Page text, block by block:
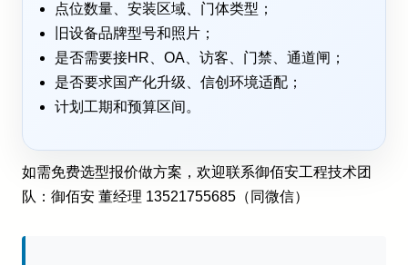
点位数量、安装区域、门体类型；
旧设备品牌型号和照片；
是否需要接HR、OA、访客、门禁、通道闸；
是否要求国产化升级、信创环境适配；
计划工期和预算区间。
如需免费选型报价做方案，欢迎联系御佰安工程技术团
队：御佰安 董经理 13521755685（同微信）